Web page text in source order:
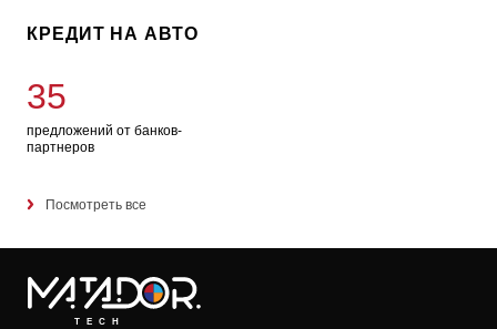
КРЕДИТ НА АВТО
35
предложений от банков-
партнеров
Посмотреть все
TECH